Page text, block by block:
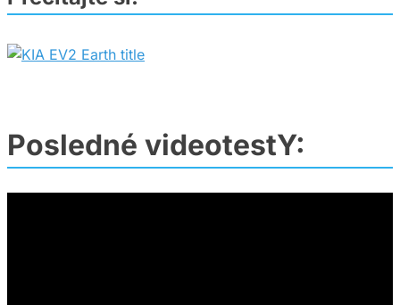
Posledné videotestY: